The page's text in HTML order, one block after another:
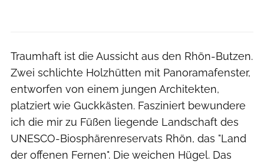
Traumhaft ist die Aussicht aus den Rhön-Butzen.
Zwei schlichte Holzhütten mit Panoramafenster,
entworfen von einem jungen Architekten,
platziert wie Guckkästen. Fasziniert bewundere
ich die mir zu Füßen liegende Landschaft des
UNESCO-Biosphärenreservats Rhön, das "Land
der offenen Fernen". Die weichen Hügel. Das